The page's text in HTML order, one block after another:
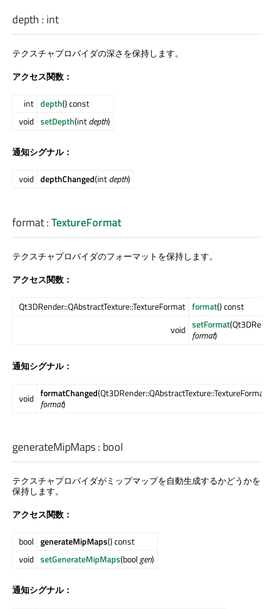
depth : int
テクスチャプロバイダの深さを保持します。
アクセス関数：
int depth() const
void setDepth(intdepth)
通知シグナル：
void depthChanged(intdepth)
format:TextureFormat
テクスチャプロバイダのフォーマットを保持します。
アクセス関数：
Qt3DRender::QAbstractTexture::TextureFormat format() const
void setFormat
format)
通知シグナル：
void formatChanged(Qt3DRender::QAbstractTexture::TextureFormat
format)
generateMipMaps: bool
テクスチャプロバイダがミップマップを自動生成するかどうかを
保持します。
アクセス関数：
bool generateMipMaps() const
void setGenerateMipMaps(boolgen)
通知シグナル：